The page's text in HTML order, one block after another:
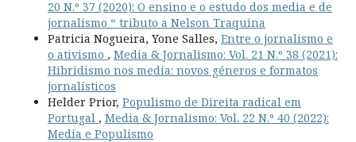
20 N.º 37 (2020): O ensino e o estudo dos media e de
jornalismo “ tributo a Nelson Traquina
Patricia Nogueira, Yone Salles, Entre o jornalismo e
o ativismo , Media & Jornalismo: Vol. 21 N.º 38 (2021):
Hibridismo nos media: novos géneros e formatos
jornalísticos
Helder Prior, Populismo de Direita radical em
Portugal , Media & Jornalismo: Vol. 22 N.º 40 (2022):
Media e Populismo